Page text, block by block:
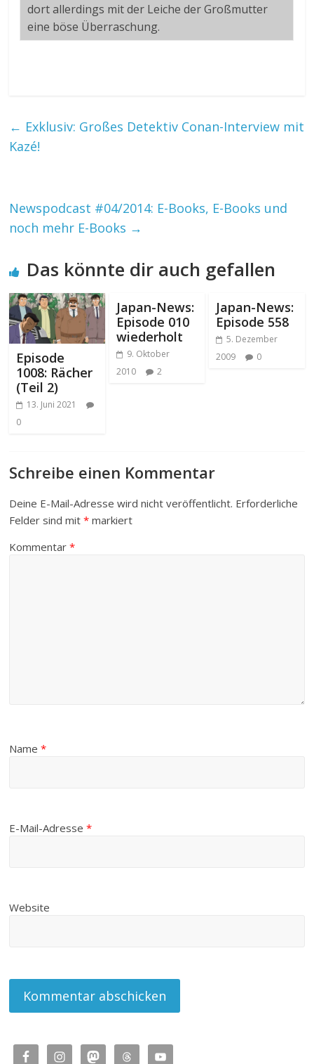
dort allerdings mit der Leiche der Großmutter
eine böse Überraschung.
← Exklusiv: Großes Detektiv Conan-Interview mit
Kazé!
Newspodcast #04/2014: E-Books, E-Books und
noch mehr E-Books →
Das könnte dir auch gefallen
Episode
1008: Rächer
(Teil 2)
13. Juni 2021
0
Japan-News:
Episode 010
wiederholt
9. Oktober
2010
2
Japan-News:
Episode 558
5. Dezember
2009
0
Schreibe einen Kommentar
Deine E-Mail-Adresse wird nicht veröffentlicht. Erforderliche
Felder sind mit* markiert
Kommentar*
Name*
E-Mail-Adresse*
Website